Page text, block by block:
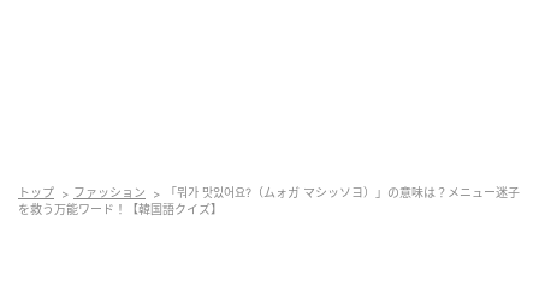
トップ ファッション
「뭐가 맛있어요?（ムォガ マシッソヨ）」の意味は？メニュー迷子
を救う万能ワード！【韓国語クイズ】